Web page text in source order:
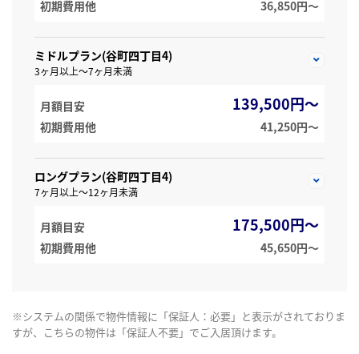
初期費用他 36,850円〜
ミドルプラン(谷町四丁目4)
3ヶ月以上～7ヶ月未満
月額目安 139,500円～
初期費用他 41,250円〜
ロングプラン(谷町四丁目4)
7ヶ月以上～12ヶ月未満
月額目安 175,500円～
初期費用他 45,650円〜
※システムの関係で物件情報に「保証人：必要」と表示がされておりま
すが、こちらの物件は「保証人不要」でご入居頂けます。